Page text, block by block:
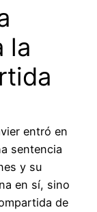
la
entró en
sentencia
y su
en sí, sino
de